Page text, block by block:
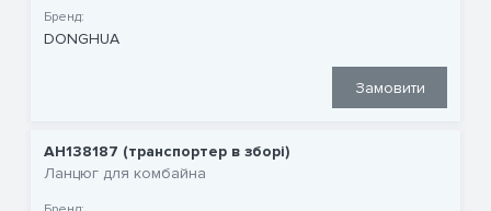
Бренд:
DONGHUA
Замовити
AH138187 (транспортер в зборі)
Ланцюг для комбайна